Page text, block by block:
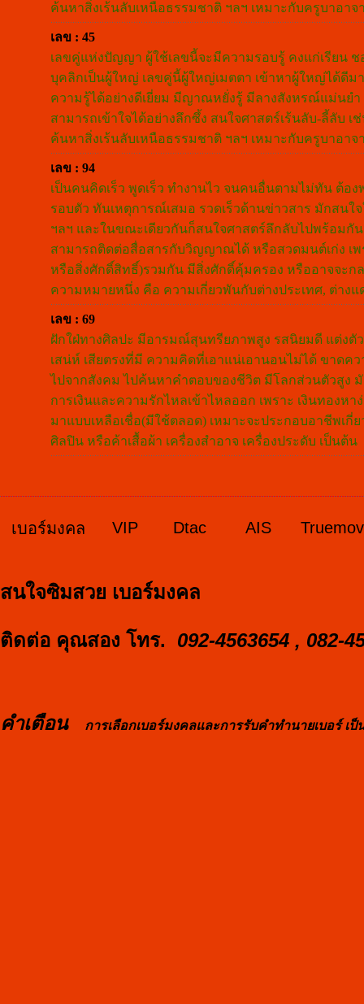
ค้นหาสิ่งเร้นลับเหนือธรรมชาติ ฯลฯ เหมาะกับครูบาอา
เลข : 45
เลขคู่แห่งปัญญา ผู้ใช้เลขนี้จะมีความรอบรู้ คงแก่เรียน
บุคลิกเป็นผู้ใหญ่ เลขคู่นี้ผู้ใหญ่เมตตา เข้าหาผู้ใหญ่ได้ดี
ความรู้ได้อย่างดีเยี่ยม มีญาณหยั่งรู้ มีลางสังหรณ์แม่นย
สามารถเข้าใจได้อย่างลึกซึ้ง สนใจศาสตร์เร้นลับ-ลี้ลับ
ค้นหาสิ่งเร้นลับเหนือธรรมชาติ ฯลฯ เหมาะกับครูบาอา
เลข : 94
เป็นคนคิดเร็ว พูดเร็ว ทำงานไว จนคนอื่นตามไม่ทัน ต้
รอบตัว ทันเหตุการณ์เสมอ รวดเร็วด้านข่าวสาร มักสน
ฯลฯ และในขณะเดียวกันก็สนใจศาสตร์ลึกลับไปพร้อมกั
สามารถติดต่อสื่อสารกับวิญญาณได้ หรือสวดมนต์เก่ง เ
หรือสิ่งศักดิ์สิทธิ์)รวมกัน มีสิ่งศักดิ์คุ้มครอง หรืออาจจะก
ความหมายหนึ่ง คือ ความเกี่ยวพันกับต่างประเทศ, ต่างแ
เลข : 69
ฝักใฝ่ทางศิลปะ มีอารมณ์สุนทรียภาพสูง รสนิยมดี แต่งตัว
เสน่ห์ เสียตรงที่มี ความคิดที่เอาแน่เอานอนไม่ได้ ขาด
ไปจากสังคม ไปค้นหาคำตอบของชีวิต มีโลกส่วนตัวสูง
การเงินและความรักไหลเข้าไหลออก เพราะ เงินทอง
มาแบบเหลือเชื่อ(มีใช้ตลอด) เหมาะจะประกอบอาชีพเ
ศิลปิน หรือค้าเสื้อผ้า เครื่องสำอาจ เครื่องประดับ เป็นต้น
เบอร์มงคล VIP Dtac AIS
สนใจซิมสวย เบอร์มงคล
ติดต่อ คุณสอง โทร. 092-4563654 , 082-
คำเตือน การเลือกเบอร์มงคลและการรับคำทำนายเบอร์